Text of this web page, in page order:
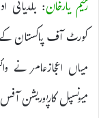
رحیم یارخان: بلدیاتی
کورٹ آف پاکستان کے
میاں اعجازعامر نے
میونسپل کارپوریشن